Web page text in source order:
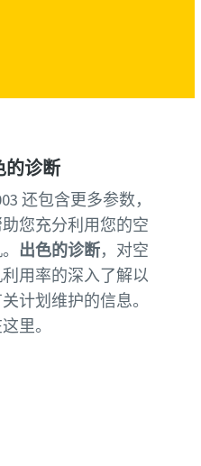
的诊断
还包含更多参数，
您充分利用您的空
出色的诊断，对空
用率的深入了解以
计划维护的信息。
里。